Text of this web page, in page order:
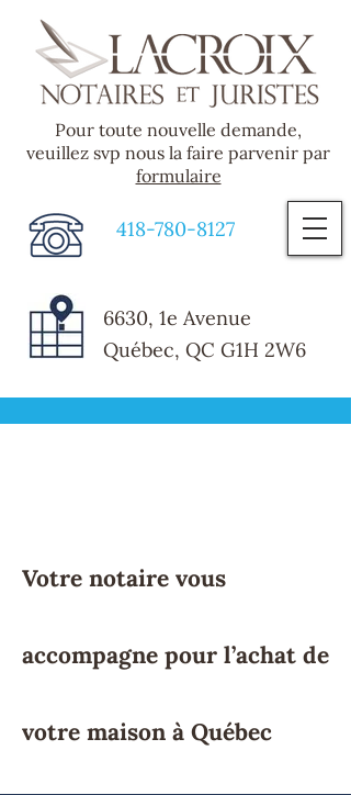
Pour toute nouvelle demande,
veuillez svp nous la faire parvenir par
formulaire
418-780-8127
6630, 1e Avenue
Québec, QC G1H 2W6
Votre notaire vous
accompagne pour l’achat de
votre maison à Québec